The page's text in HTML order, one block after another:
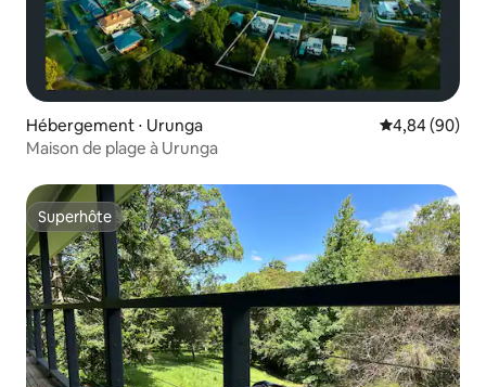
Hébergement ⋅ Urunga Évaluation
4,84 (90)
Maison de plage à Urunga
Superhôte
Superhôte